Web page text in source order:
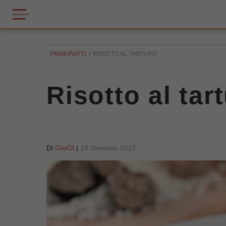
PRIMI PIATTI RISOTTO AL TARTUFO
Risotto al
Di GIeGI | 18 Gennaio 2012